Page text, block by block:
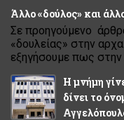
Άλλο «δούλος» και
Σε προηγούμενο
«δουλείας» στην
εξηγήσουμε πως στην
Η μνήμη
δίνει το